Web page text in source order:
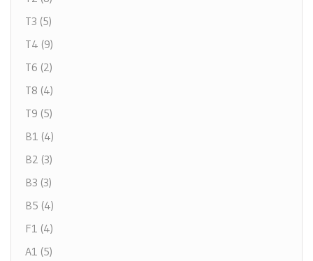
T3 (5)
T4 (9)
T6 (2)
T8 (4)
T9 (5)
B1 (4)
B2 (3)
B3 (3)
B5 (4)
F1 (4)
A1 (5)